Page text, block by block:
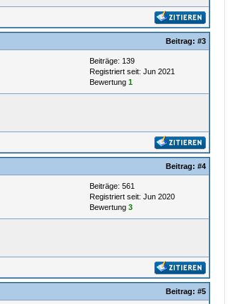
Beitrag: #3
Beiträge: 139
Registriert seit: Jun 2021
Bewertung 1
Beitrag: #4
Beiträge: 561
Registriert seit: Jun 2020
Bewertung 3
Beitrag: #5